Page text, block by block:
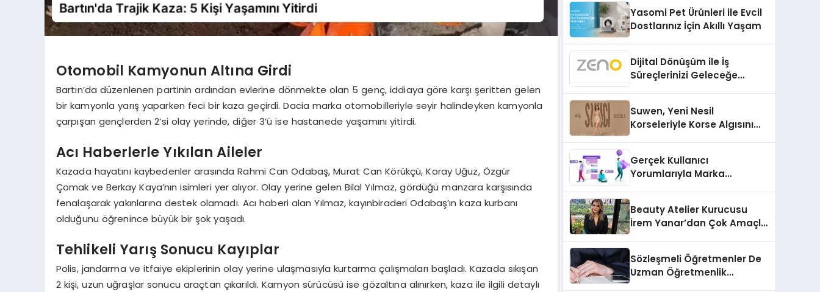
Otomobil Kamyonun Altına Girdi
Bartın’da düzenlenen partinin ardından evlerine dönmekte olan 5 genç, iddiaya göre karşı şeritten gelen
bir kamyonla yarış yaparken feci bir kaza geçirdi. Dacia marka otomobilleriyle seyir halindeyken kamyonla
çarpışan gençlerden 2’si olay yerinde, diğer 3’ü ise hastanede yaşamını yitirdi.
Acı Haberlerle Yıkılan Aileler
Kazada hayatını kaybedenler arasında Rahmi Can Odabaş, Murat Can Körükçü, Koray Uğuz, Özgür
Çomak ve Berkay Kaya’nın isimleri yer alıyor. Olay yerine gelen Bilal Yılmaz, gördüğü manzara karşısında
fenalaşarak yakınlarına destek olamadı. Acı haberi alan Yılmaz, kayınbiraderi Odabaş’ın kaza kurbanı
olduğunu öğrenince büyük bir şok yaşadı.
Tehlikeli Yarış Sonucu Kayıplar
Polis, jandarma ve itfaiye ekiplerinin olay yerine ulaşmasıyla kurtarma çalışmaları başladı. Kazada sıkışan
2 kişi, uzun uğraşlar sonucu araçtan çıkarıldı. Kamyon sürücüsü ise gözaltına alınırken, kaza ile ilgili detaylı
Yasomi Pet Ürünleri ile Evcil
Dostlarınız İçin Akıllı Yaşam
Dijital Dönüşüm ile İş
Süreçlerinizi Geleceğe
Suwen, Yeni Nesil
Korseleriyle Korse Algısını
Gerçek Kullanıcı
Yorumlarıyla Marka
Beauty Atelier Kurucusu
İrem Yanar’dan Çok Amaçlı
Sözleşmeli Öğretmenler De
Uzman Öğretmenlik